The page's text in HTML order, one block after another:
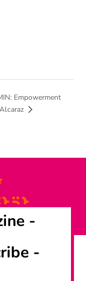
Empowerment
-
-